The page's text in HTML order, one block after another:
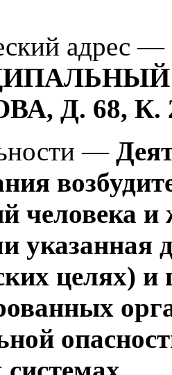
адрес —
Д. 68, К.
—
человека
указанная
целях) и